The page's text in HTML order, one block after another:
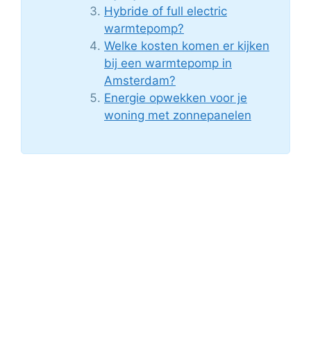
Hybride of full electric
warmtepomp?
Welke kosten komen er kijken
bij een warmtepomp in
Amsterdam?
Energie opwekken voor je
woning met zonnepanelen